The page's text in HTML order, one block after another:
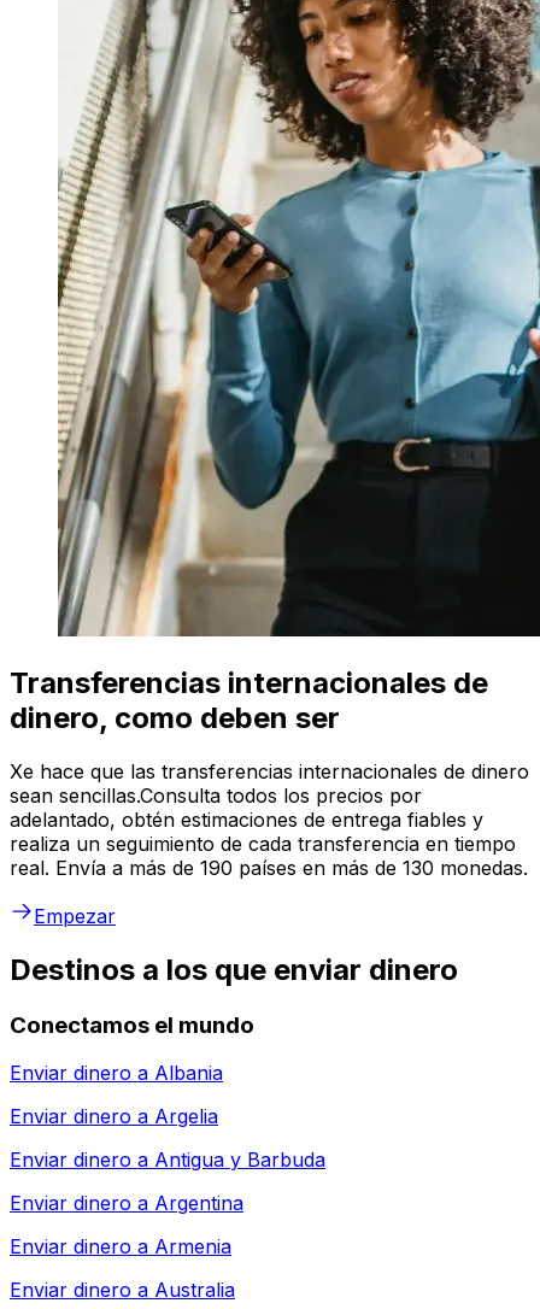
Transferencias internacionales de
dinero, como deben ser
Xe hace que las transferencias internacionales de dinero
sean sencillas.Consulta todos los precios por
adelantado, obtén estimaciones de entrega fiables y
realiza un seguimiento de cada transferencia en tiempo
real. Envía a más de 190 países en más de 130 monedas.
Empezar
Destinos a los que enviar dinero
Conectamos el mundo
Enviar dinero a Albania
Enviar dinero a Argelia
Enviar dinero a Antigua y Barbuda
Enviar dinero a Argentina
Enviar dinero a Armenia
Enviar dinero a Australia